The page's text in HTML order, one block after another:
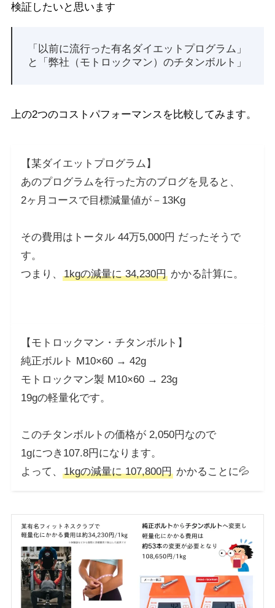
検証したいと思います
「以前に流行った有名ダイエットプログラム」
と「弊社（モトロックマン）のチタンボルト」
上の2つのコストパフォーマンスを比較してみます。
【某ダイエットプログラム】
あのプログラムを行った方のブログを見ると、
2ヶ月コースで目標減量値が－13Kg
その費用はトータル 44万5,000円 だったそうで
す。
つまり、1kgの減量に 34,230円 かかる計算に。
【モトロックマン・チタンボルト】
純正ボルト M10×60 → 42g
モトロックマン製 M10×60 → 23g
19gの軽量化です。
このチタンボルトの価格が 2,050円なので
1gにつき107.8円になります。
よって、1kgの減量に 107,800円 かかることに💦